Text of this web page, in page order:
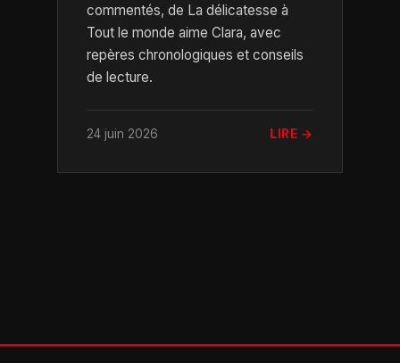
commentés, de La délicatesse à
Tout le monde aime Clara, avec
repères chronologiques et conseils
de lecture.
24 juin 2026 LIRE →